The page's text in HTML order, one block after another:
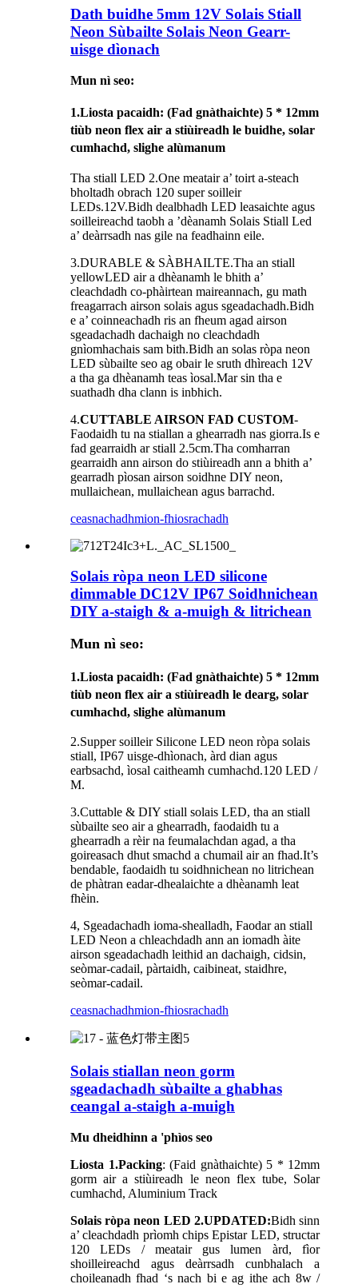
Dath buidhe 5mm 12V Solais Stiall
Neon Sùbailte Solais Neon Gearr-
uisge dìonach
Mun nì seo:
1.Liosta pacaidh: (Fad gnàthaichte) 5 * 12mm
tiùb neon flex air a stiùireadh le buidhe, solar
cumhachd, slighe alùmanum
Tha stiall LED 2.One meatair a’ toirt a-steach
bholtadh obrach 120 super soilleir
LEDs.12V.Bidh dealbhadh LED leasaichte agus
soilleireachd taobh a ’dèanamh Solais Stiall Led
a’ deàrrsadh nas gile na feadhainn eile.
3.DURABLE & SÀBHAILTE.Tha an stiall
yellowLED air a dhèanamh le bhith a’
cleachdadh co-phàirtean maireannach, gu math
freagarrach airson solais agus sgeadachadh.Bidh
e a’ coinneachadh ris an fheum agad airson
sgeadachadh dachaigh no cleachdadh
gnìomhachais sam bith.Bidh an solas ròpa neon
LED sùbailte seo ag obair le sruth dhìreach 12V
a tha ga dhèanamh teas ìosal.Mar sin tha e
suathadh dha clann is inbhich.
4.CUTTABLE AIRSON FAD CUSTOM-
Faodaidh tu na stiallan a ghearradh nas giorra.Is e
fad gearraidh ar stiall 2.5cm.Tha comharran
gearraidh ann airson do stiùireadh ann a bhith a’
gearradh pìosan airson soidhne DIY neon,
mullaichean, mullaichean agus barrachd.
ceasnachadhmion-fhiosrachadh
Solais ròpa neon LED silicone
dimmable DC12V IP67 Soidhnichean
DIY a-staigh & a-muigh & litrichean
Mun nì seo:
1.Liosta pacaidh: (Fad gnàthaichte) 5 * 12mm
tiùb neon flex air a stiùireadh le dearg, solar
cumhachd, slighe alùmanum
2.Supper soilleir Silicone LED neon ròpa solais
stiall, IP67 uisge-dhìonach, àrd dian agus
earbsachd, ìosal caitheamh cumhachd.120 LED /
M.
3.Cuttable & DIY stiall solais LED, tha an stiall
sùbailte seo air a ghearradh, faodaidh tu a
ghearradh a rèir na feumalachdan agad, a tha
goireasach dhut smachd a chumail air an fhad.It’s
bendable, faodaidh tu soidhnichean no litrichean
de phàtran eadar-dhealaichte a dhèanamh leat
fhèin.
4, Sgeadachadh ioma-shealladh, Faodar an stiall
LED Neon a chleachdadh ann an iomadh àite
airson sgeadachadh leithid an dachaigh, cidsin,
seòmar-cadail, pàrtaidh, caibineat, staidhre,
seòmar-cadail.
ceasnachadhmion-fhiosrachadh
Solais stiallan neon gorm
sgeadachadh sùbailte a ghabhas
ceangal a-staigh a-muigh
Mu dheidhinn a 'phìos seo
Liosta 1.Packing: (Faid gnàthaichte) 5 * 12mm
gorm air a stiùireadh le neon flex tube, Solar
cumhachd, Aluminium Track
Solais ròpa neon LED 2.UPDATED:Bidh sinn
a’ cleachdadh prìomh chips Epistar LED, structar
120 LEDs / meatair gus lumen àrd, fìor
shoilleireachd agus deàrrsadh cunbhalach a
choileanadh fhad ‘s nach bi e ag ithe ach 8w /